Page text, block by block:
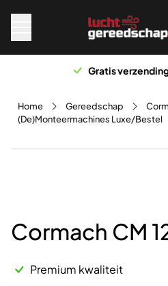
Gratis
Home Gereedschap
(De)Monteermachines Luxe/Bestel
Cormach CM
Premium kwaliteit